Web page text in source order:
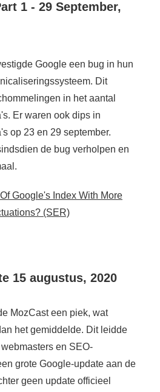
1 - 29 September,
Google een bug in hun
Dit
in het aantal
Er waren ook dips in
op 23 en 29 september.
de bug verholpen en
Google's Index With More
(SER)
15 augustus, 2020
MozCast een piek, wat
het gemiddelde. Dit leidde
en SEO-
grote Google-update aan de
geen update officieel